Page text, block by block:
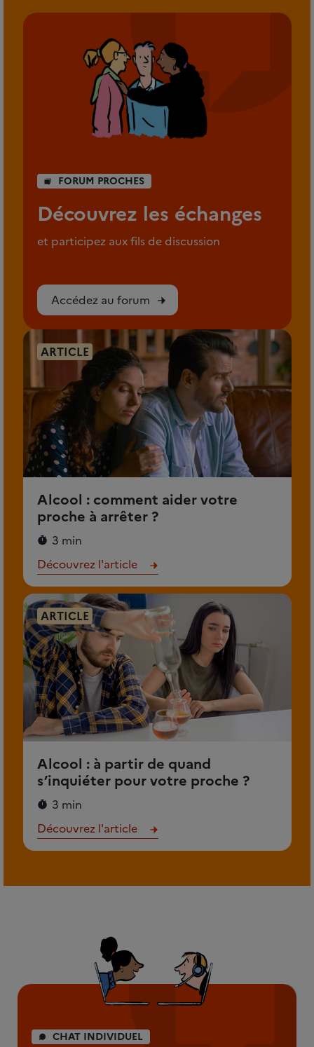
FORUM PROCHES
Découvrez les échanges
et participez aux fils de discussion
Accédez au forum
ARTICLE
Alcool : comment aider votre
proche à arrêter ?
3 min
Découvrez l'article
ARTICLE
Alcool : à partir de quand
s’inquiéter pour votre proche ?
3 min
Découvrez l'article
CHAT INDIVIDUEL